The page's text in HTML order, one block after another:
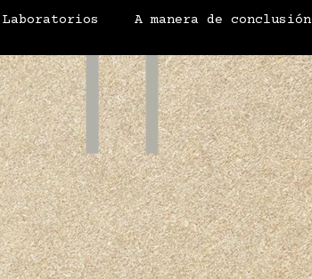
Laboratorios A manera de conclusión